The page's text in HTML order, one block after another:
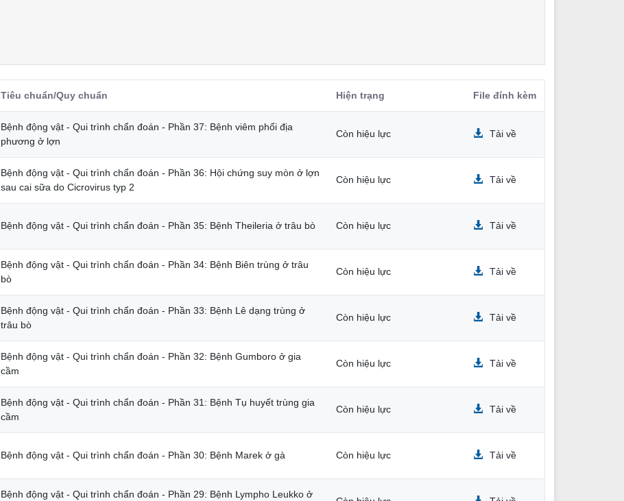
Tiêu chuẩn/Quy chuẩn Hiện trạng File đính kèm
Bệnh động vật - Qui trình chẩn đoán - Phần 37: Bệnh viêm phổi địa
phương ở lợn
Còn hiệu lực Tải về
Bệnh động vật - Qui trình chẩn đoán - Phần 36: Hội chứng suy mòn ở lợn
sau cai sữa do Cicrovirus typ 2
Còn hiệu lực Tải về
Bệnh động vật - Qui trình chẩn đoán - Phần 35: Bệnh Theileria ở trâu bò Còn hiệu lực Tải về
Bệnh động vật - Qui trình chẩn đoán - Phần 34: Bệnh Biên trùng ở trâu
bò
Còn hiệu lực Tải về
Bệnh động vật - Qui trình chẩn đoán - Phần 33: Bệnh Lê dạng trùng ở
trâu bò
Còn hiệu lực Tải về
Bệnh động vật - Qui trình chẩn đoán - Phần 32: Bệnh Gumboro ở gia
cầm
Còn hiệu lực Tải về
Bệnh động vật - Qui trình chẩn đoán - Phần 31: Bệnh Tụ huyết trùng gia
cầm
Còn hiệu lực Tải về
Bệnh động vật - Qui trình chẩn đoán - Phần 30: Bệnh Marek ở gà Còn hiệu lực Tải về
Bệnh động vật - Qui trình chẩn đoán - Phần 29: Bệnh Lympho Leukko ở